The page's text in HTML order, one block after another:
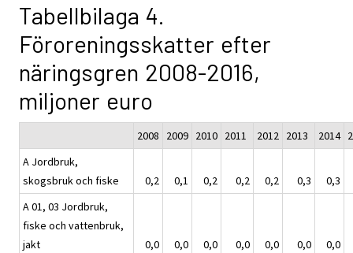
Tabellbilaga 4.
Föroreningsskatter efter
näringsgren 2008-2016,
miljoner euro
2008 2009 2010 2011 2012 2013 2014
A Jordbruk,
skogsbruk och fiske
0,2 0,1 0,2 0,2 0,2 0,3
0,3
A 01, 03 Jordbruk,
fiske och vattenbruk,
jakt
0,0 0,0 0,0 0,0 0,0 0,0
0,0